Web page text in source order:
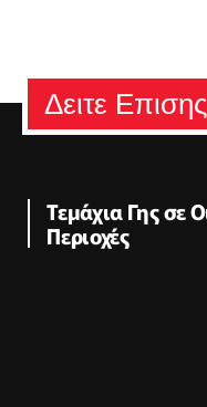
Δειτε Επισης
Τεμάχια Γης σε
Περιοχές